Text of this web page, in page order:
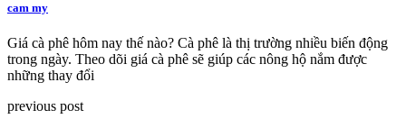
cam my
Giá cà phê hôm nay thế nào? Cà phê là thị trường nhiều biến động
trong ngày. Theo dõi giá cà phê sẽ giúp các nông hộ nắm được
những thay đổi
previous post